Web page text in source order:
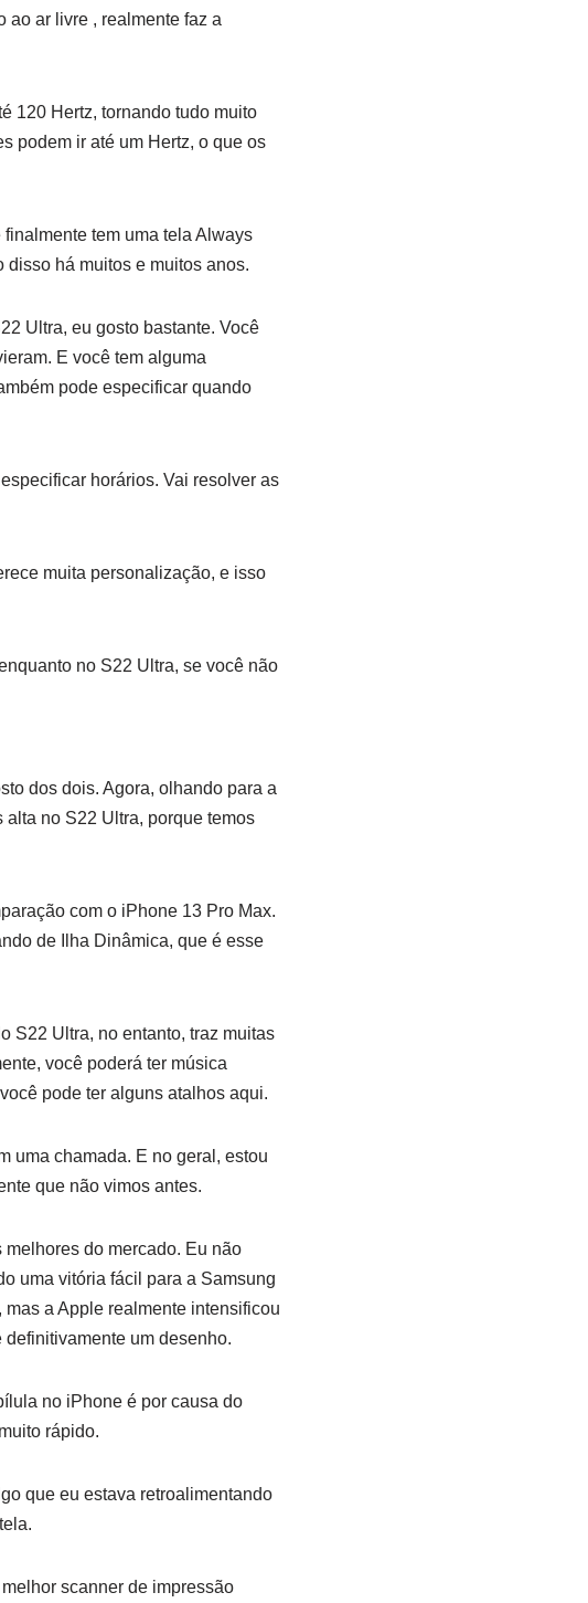
ao ar livre , realmente faz a
120 Hertz, tornando tudo muito
podem ir até um Hertz, o que os
tem uma tela Always
há muitos e muitos anos.
Ultra, eu gosto bastante. Você
E você tem alguma
pode especificar quando
horários. Vai resolver as
muita personalização, e isso
no S22 Ultra, se você não
dos dois. Agora, olhando para a
no S22 Ultra, porque temos
com o iPhone 13 Pro Max.
de Ilha Dinâmica, que é esse
S22 Ultra, no entanto, traz muitas
você poderá ter música
pode ter alguns atalhos aqui.
uma chamada. E no geral, estou
que não vimos antes.
do mercado. Eu não
uma vitória fácil para a Samsung
a Apple realmente intensificou
um desenho.
no iPhone é por causa do
rápido.
que eu estava retroalimentando
scanner de impressão